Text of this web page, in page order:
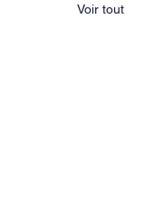
Voir tout